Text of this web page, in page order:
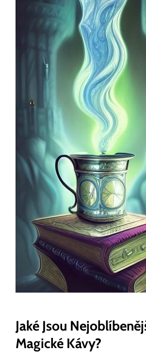
Jaké Jsou
Magické Kávy?